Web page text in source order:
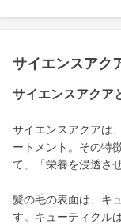
サイエンスアク
サイエンスアクア
サイエンスアクアは
ートメント。その特
て」「栄養を浸透さ
髪の毛の表面は、キ
す。キューティクル